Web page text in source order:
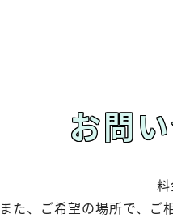
お問
また、ご希望の場所で、ご